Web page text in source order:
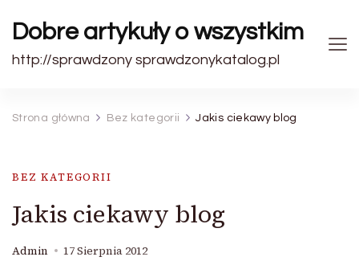
Dobre artykuły o wszystkim
http://sprawdzony sprawdzonykatalog.pl
Strona główna Bez kategorii Jakis ciekawy blog
BEZ KATEGORII
Jakis ciekawy blog
Admin 17 Sierpnia 2012